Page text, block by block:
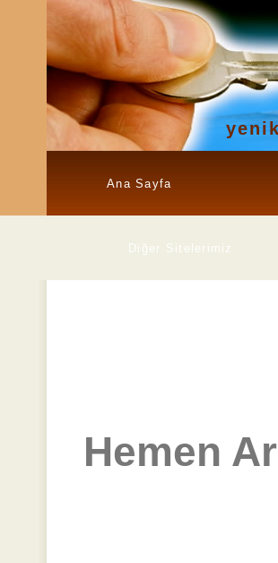
Ana Sayfa
Diğer Sitelerimiz
Hemen